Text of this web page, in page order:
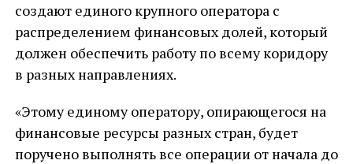
создают единого крупного оператора с
распределением финансовых долей, который
должен обеспечить работу по всему коридору
в разных направлениях.
«Этому единому оператору, опирающегося на
финансовые ресурсы разных стран, будет
поручено выполнять все операции от начала до